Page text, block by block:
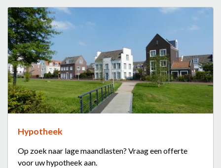
Hypotheek
Op zoek naar lage maandlasten? Vraag een offerte
voor uw hypotheek aan.